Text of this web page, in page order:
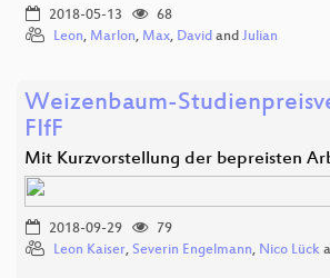
2018-05-13
68
Leon, Marlon, Max, David and Julian
Weizenbaum-
FIfF
Mit Kurzvorstellung der bepreisten
2018-09-29
79
Leon Kaiser, Severin Engelmann, Nico Lück